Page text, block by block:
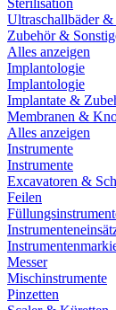
Sterilisation
Ultraschallbäder
Zubehör &
Alles anzeigen
Implantologie
Implantologie
Implantate &
Membranen &
Alles anzeigen
Instrumente
Instrumente
Excavatoren &
Feilen
Messer
Mischinstrumente
Pinzetten